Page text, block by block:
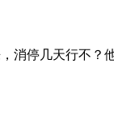
消停几天行不